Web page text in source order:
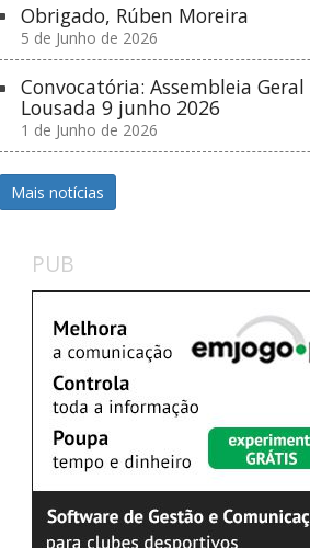
Obrigado, Rúben Moreira
5 de Junho de 2026
Convocatória: Assembleia Geral
Lousada 9 junho 2026
1 de Junho de 2026
Mais notícias
PUB